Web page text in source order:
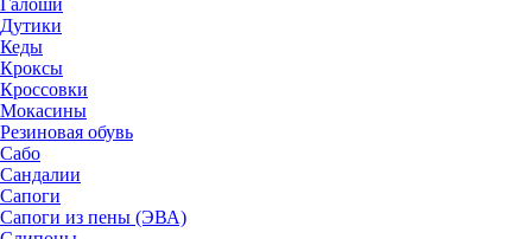
Галоши
Дутики
Кеды
Кроксы
Кроссовки
Мокасины
Резиновая обувь
Сабо
Сандалии
Сапоги
Сапоги из пены (ЭВА)